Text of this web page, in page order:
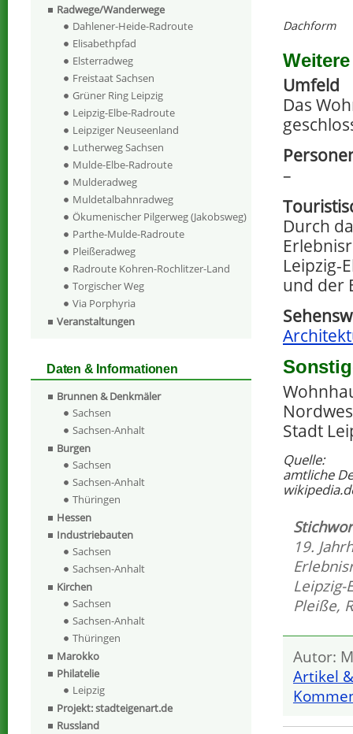
Dachform
Umfeld
Das
–
Durch
Leipzig-
und der
Stadt
Quelle:
amtliche
19.
Leipzig-
Pleiße,
Autor:
Artikel
Radwege/Wanderwege
Dahlener-Heide-Radroute
Elisabethpfad
Elsterradweg
Freistaat Sachsen
Grüner Ring Leipzig
Leipzig-Elbe-Radroute
Leipziger Neuseenland
Lutherweg Sachsen
Mulde-Elbe-Radroute
Mulderadweg
Muldetalbahnradweg
Ökumenischer Pilgerweg (Jakobsweg)
Parthe-Mulde-Radroute
Pleißeradweg
Radroute Kohren-Rochlitzer-Land
Torgischer Weg
Via Porphyria
Veranstaltungen
Daten & Informationen
Brunnen & Denkmäler
Sachsen
Sachsen-Anhalt
Burgen
Sachsen
Sachsen-Anhalt
Thüringen
Hessen
Industriebauten
Sachsen
Sachsen-Anhalt
Kirchen
Sachsen
Sachsen-Anhalt
Thüringen
Marokko
Philatelie
Leipzig
Projekt: stadteigenart.de
Russland